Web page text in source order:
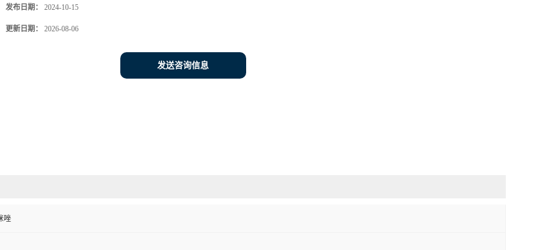
发布日期： 2024-10-15
更新日期： 2026-08-06
发送咨询信息
唑